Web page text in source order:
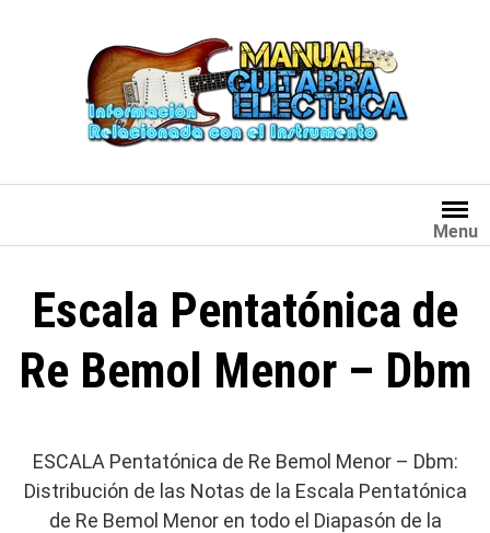
Menu
Escala Pentatónica de
Re Bemol Menor – Dbm
ESCALA Pentatónica de Re Bemol Menor – Dbm:
Distribución de las Notas de la Escala Pentatónica
de Re Bemol Menor en todo el Diapasón de la